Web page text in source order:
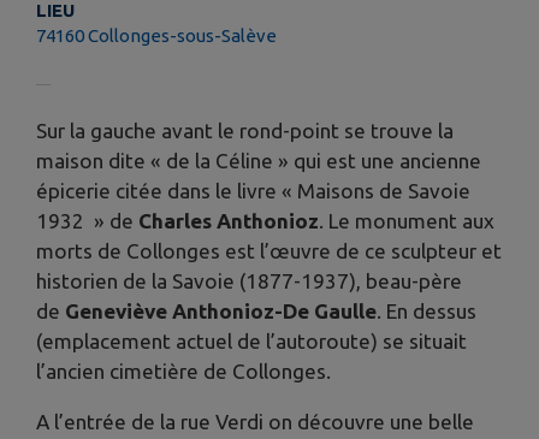
LIEU
74160 Collonges-sous-Salève
Sur la gauche avant le rond-point se trouve la
maison dite « de la Céline » qui est une ancienne
épicerie citée dans le livre « Maisons de Savoie
1932 » de Charles Anthonioz. Le monument aux
morts de Collonges est l’œuvre de ce sculpteur et
historien de la Savoie (1877-1937), beau-père
de Geneviève Anthonioz-De Gaulle. En dessus
(emplacement actuel de l’autoroute) se situait
l’ancien cimetière de Collonges.
A l’entrée de la rue Verdi on découvre une belle